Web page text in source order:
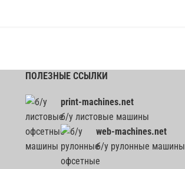
ПОЛЕЗНЫЕ ССЫЛКИ
print-machines.net
б/у листовые машины
web-machines.net
б/у рулонные машины